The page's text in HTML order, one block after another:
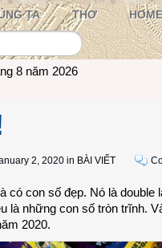
TA THƠ HOME
8 năm 2026
2, 2020 in BÀI VIẾT
có con số đẹp. Nó là double
là những con số tròn trĩnh.
2020.